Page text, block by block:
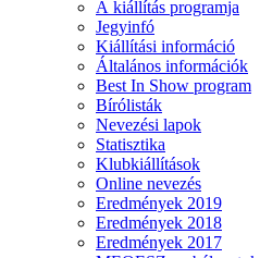
A kiállítás programja
Jegyinfó
Kiállítási információ
Általános információk
Best In Show program
Bírólisták
Nevezési lapok
Statisztika
Klubkiállítások
Online nevezés
Eredmények 2019
Eredmények 2018
Eredmények 2017